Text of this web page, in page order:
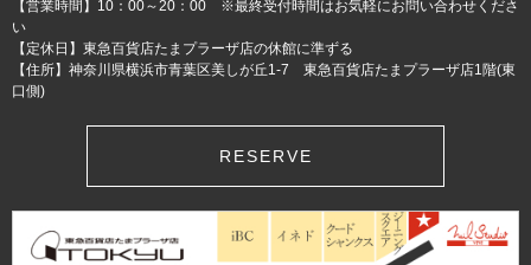
【営業時間】10：00～20：00 ※最終受付時間はお気軽にお問い合わせくださ
い
【定休日】東急百貨店たまプラーザ店の休館に準ずる
【住所】神奈川県横浜市青葉区美しが丘1-7 東急百貨店たまプラーザ店1階(東
口側)
RESERVE